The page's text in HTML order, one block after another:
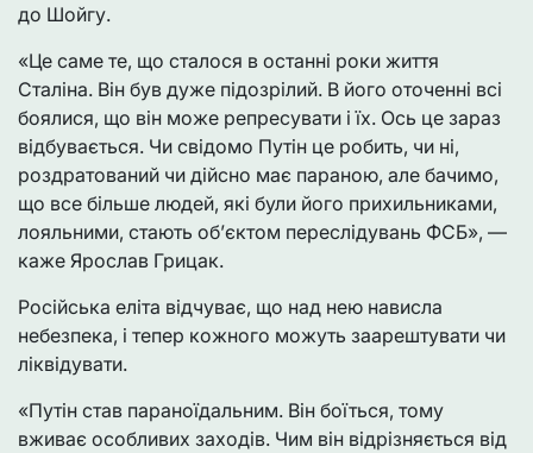
до Шойгу.
«Це саме те, що сталося в останні роки життя
Сталіна. Він був дуже підозрілий. В його оточенні всі
боялися, що він може репресувати і їх. Ось це зараз
відбувається. Чи свідомо Путін це робить, чи ні,
роздратований чи дійсно має параною, але бачимо,
що все більше людей, які були його прихильниками,
лояльними, стають об’єктом переслідувань ФСБ», —
каже Ярослав Грицак.
Російська еліта відчуває, що над нею нависла
небезпека, і тепер кожного можуть заарештувати чи
ліквідувати.
«Путін став параноїдальним. Він боїться, тому
вживає особливих заходів. Чим він відрізняється від